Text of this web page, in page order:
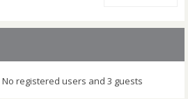
registered users and 3 guests